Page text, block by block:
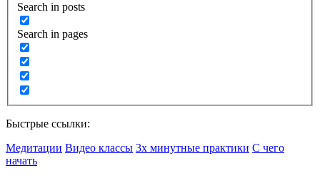
Search in posts
Search in pages
Быстрые ссылки:
Медитации Видео классы 3х минутные практики С чего
начать